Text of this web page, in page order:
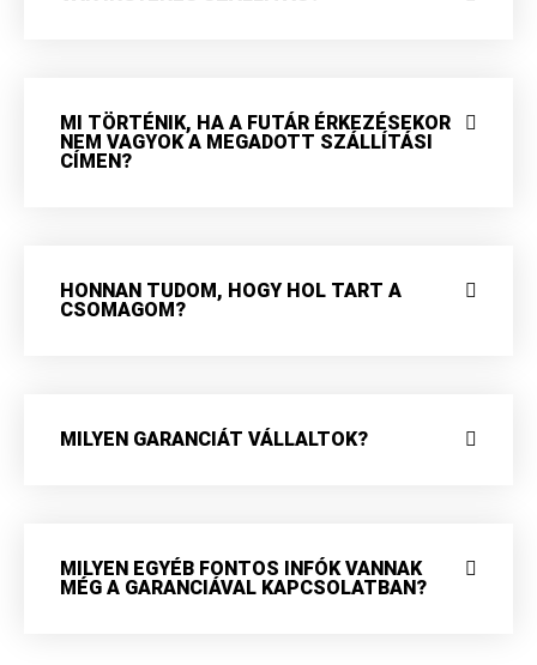
MI TÖRTÉNIK, HA A FUTÁR ÉRKEZÉSEKOR
NEM VAGYOK A MEGADOTT SZÁLLÍTÁSI
CÍMEN?
HONNAN TUDOM, HOGY HOL TART A
CSOMAGOM?
MILYEN GARANCIÁT VÁLLALTOK?
MILYEN EGYÉB FONTOS INFÓK VANNAK
MÉG A GARANCIÁVAL KAPCSOLATBAN?